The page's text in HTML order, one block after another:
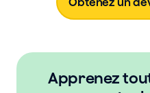
Apprenez